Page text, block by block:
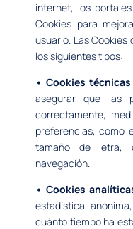
internet, los
Cookies para
usuario. Las Cookies
los siguientes tipos:
• Cookies
asegurar que las
correctamente,
preferencias, como
tamaño de letra,
navegación.
• Cookies
estadística
cuánto tiempo ha